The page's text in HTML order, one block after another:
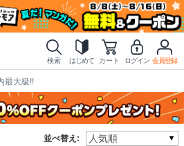
検索 はじめて カート ログイン 会員登録
最大級!!
並べ替え: